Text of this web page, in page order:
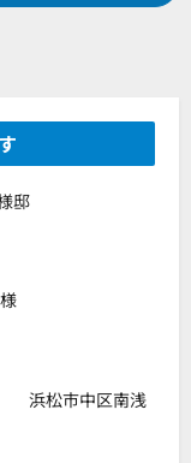
邸
市中区南浅